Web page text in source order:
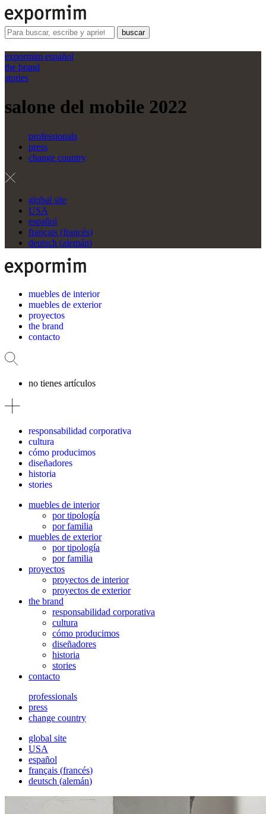
buscar
expormim español
the brand
stories
salone del mobile 2022
professionals
press
change country
global site
USA
español
français (francés)
deutsch (alemán)
muebles de interior
muebles de exterior
proyectos
the brand
contacto
no tienes artículos
responsabilidad corporativa
cultura
cómo producimos
diseñadores
historia
stories
muebles de interior
por tipología
por familia
muebles de exterior
por tipología
por familia
proyectos
proyectos de interior
proyectos de exterior
the brand
responsabilidad corporativa
cultura
cómo producimos
diseñadores
historia
stories
contacto
professionals
press
change country
global site
USA
español
français (francés)
deutsch (alemán)